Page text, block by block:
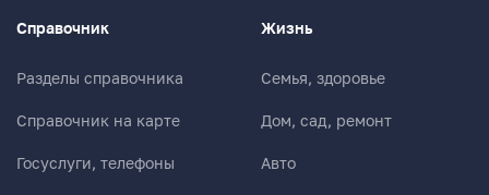
Справочник
Разделы справочника
Справочник на карте
Госуслуги, телефоны
Жизнь
Семья, здоровье
Дом, сад, ремонт
Авто